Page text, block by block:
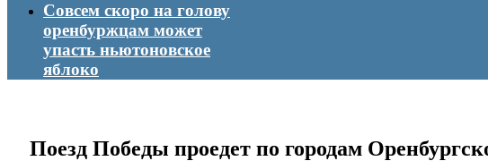
Совсем скоро на голову
оренбуржцам может
упасть ньютоновское
яблоко
Поезд Победы проедет по городам